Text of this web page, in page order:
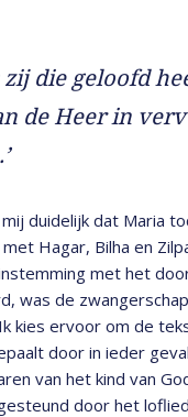
zij die geloofd
de Heer in
duidelijk dat Maria
Hagar, Bilha en
met het
was de
kies ervoor om de
door in ieder
van het kind van
door het